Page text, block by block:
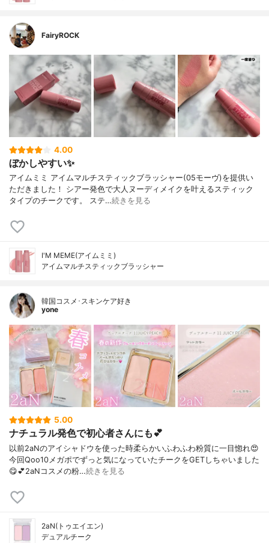
FairyROCK
4.00
ぼかしやすい✨
アイムミミ アイムマルチスティックブラッシャー(05モーヴ)を提供い
ただきました！ シアー発色で大人ヌーディメイクを叶えるスティック
タイプのチークです。 ステ…続きを見る
I'M MEME(アイムミミ)
アイムマルチスティックブラッシャー
韓国コスメ･スキンケア好き
yone
5.00
ナチュラル発色で初心者さんにも💕
以前2aNのアイシャドウを使った時柔らかいふわふわ粉質に一目惚れ😍⁡
今回Qoo10メガポでずっと気になっていたチークをGETしちゃいました
😋💕⁡2aNコスメの粉…続きを見る
2aN(トゥエイエン)
デュアルチーク